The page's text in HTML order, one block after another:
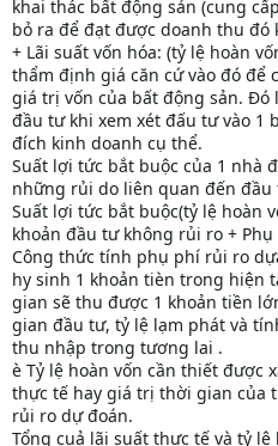
khai thác bất động sản (cung
bỏ ra để đạt được doanh thu đó
+ Lãi suất vốn hóa: (tỷ lệ hoàn
thẩm định giá căn cứ vào đó để
giá trị vốn của bất động sản. Đó
đầu tư khi xem xét đấu tư vào 1
đích kinh doanh cụ thể.
Suất lợi tức bắt buộc của 1 nhà
những rủi do liên quan đến đầu
Suất lợi tức bắt buộc(tỷ lệ hoàn
khoản đầu tư không rủi ro +
Công thức tính phụ phí rủi ro
hy sinh 1 khoản tièn trong hiện
gian sẽ thu được 1 khoản tiền
gian đầu tư, tỷ lệ lạm phát và
thu nhập trong tương lai .
è Tỷ lệ hoàn vốn cần thiết được
thực tế hay giá trị thời gian của
rủi ro dự đoán.
Tổng cuả lãi suất thực tế và tỷ